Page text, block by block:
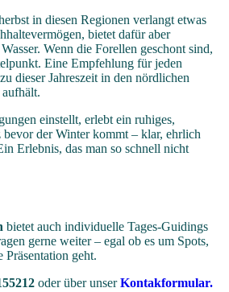
in diesen Regionen verlangt etwas
bietet dafür aber
Wenn die Forellen geschont sind,
Eine Empfehlung für jeden
dieser Jahreszeit in den nördlichen
einstellt, erlebt ein ruhiges,
bevor der Winter kommt – klar, ehrlich
Erlebnis, das man so schnell nicht
bietet auch individuelle Tages-Guidings
gerne weiter – egal ob es um Spots,
geht.
oder über unserKontakformular.